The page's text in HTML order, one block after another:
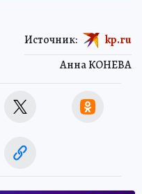
Анна КОНЕВА
Источник: kp.ru